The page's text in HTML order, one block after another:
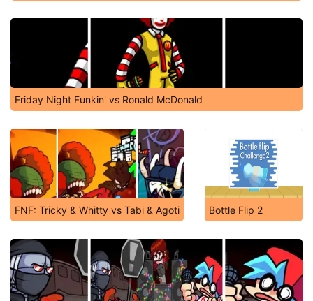
Friday Night Funkin' vs Ronald McDonald
FNF: Tricky & Whitty vs Tabi & Agoti Bottle Flip 2